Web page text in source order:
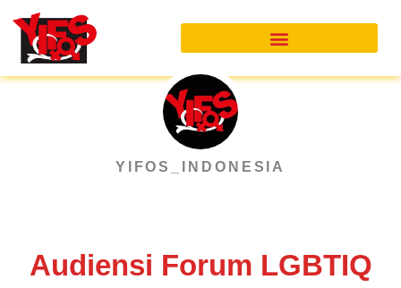
content
YIFOS_INDONESIA
Audiensi Forum LGBTIQ